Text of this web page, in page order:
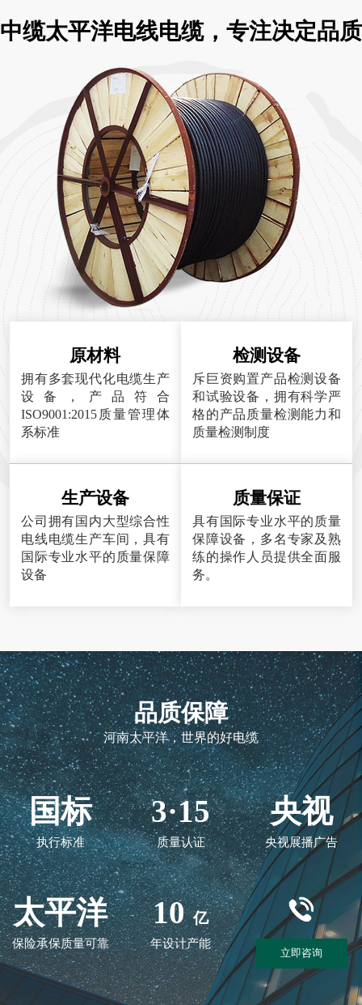
中缆太平洋电线电缆，专注决定品质
原材料
拥有多套现代化电缆生产
设备，产品符合
ISO9001:2015质量管理体
系标准
检测设备
斥巨资购置产品检测设备
和试验设备，拥有科学严
格的产品质量检测能力和
质量检测制度
生产设备
公司拥有国内大型综合性
电线电缆生产车间，具有
国际专业水平的质量保障
设备
质量保证
具有国际专业水平的质量
保障设备，多名专家及熟
练的操作人员提供全面服
务。
品质保障
河南太平洋，世界的好电缆
国标
执行标准
3·15
质量认证
央视
央视展播广告
太平洋
保险承保质量可靠
10 亿
年设计产能
立即咨询